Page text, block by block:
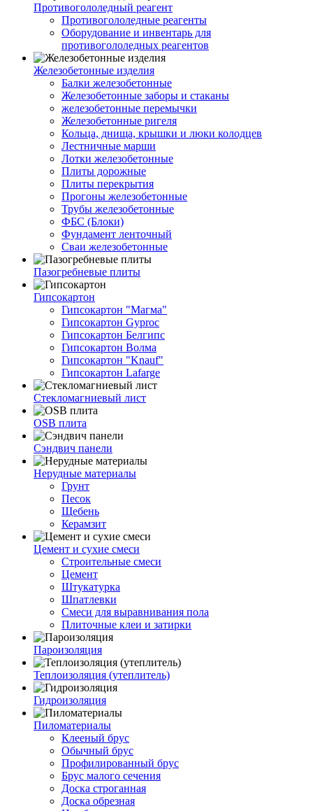
Противогололедный реагент
Противогололедные реагенты
Оборудование и инвентарь для
противогололедных реагентов
Железобетонные изделия
Балки железобетонные
Железобетонные заборы и стаканы
железобетонные перемычки
Железобетонные ригеля
Кольца, днища, крышки и люки колодцев
Лестничные марши
Лотки железобетонные
Плиты дорожные
Плиты перекрытия
Прогоны железобетонные
Трубы железобетонные
ФБС (Блоки)
Фундамент ленточный
Сваи железобетонные
Пазогребневые плиты
Гипсокартон
Гипсокартон "Магма"
Гипсокартон Gyproc
Гипсокартон Белгипс
Гипсокартон Волма
Гипсокартон "Knauf"
Гипсокартон Lafarge
Стекломагниевый лист
OSB плита
Сэндвич панели
Нерудные материалы
Грунт
Песок
Щебень
Керамзит
Цемент и сухие смеси
Строительные смеси
Цемент
Штукатурка
Шпатлевки
Смеси для выравнивания пола
Плиточные клеи и затирки
Пароизоляция
Теплоизоляция (утеплитель)
Гидроизоляция
Пиломатериалы
Клееный брус
Обычный брус
Профилированный брус
Брус малого сечения
Доска строганная
Доска обрезная